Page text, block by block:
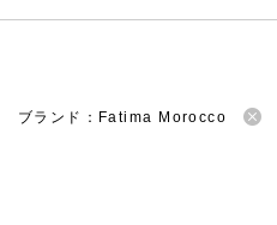
ブランド：Fatima Morocco